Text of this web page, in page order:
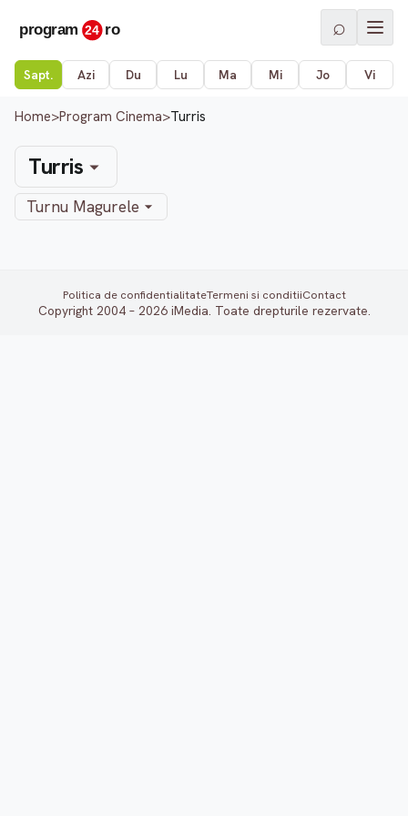
⌕
Sapt. Azi Du Lu Ma Mi Jo Vi
Home>Program Cinema>Turris
Turris
Turnu Magurele
Politica de confidentialitateTermeni si conditiiContact
Copyright 2004 – 2026 iMedia. Toate drepturile rezervate.